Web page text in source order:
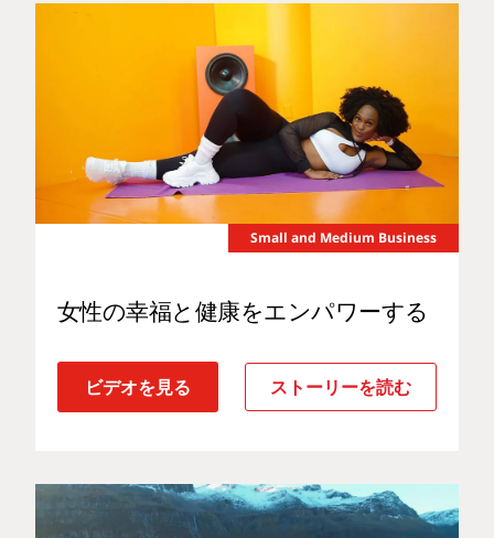
Small and Medium Business
女性の幸福と健康をエンパワーする
ビデオを見る ストーリーを読む